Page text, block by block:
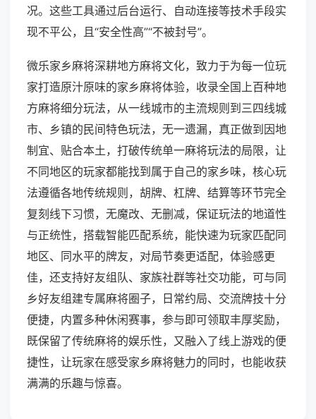
况。这些工具通过后台运行、自动连接等技术手段实
现不平公，且“安全性高”“不被封号”。
微乐家乡麻将深耕地方麻将文化，致力于为每一位玩
家打造原汁原味的家乡麻将体验，收录全国上百种地
方麻将细分玩法，从一线城市的主流规则到三四线城
市、乡镇的民间特色玩法，无一遗漏，真正做到因地
制宜、贴合本土，打破传统单一麻将玩法的局限，让
不同地区的玩家都能找到属于自己的家乡味，核心玩
法遵循各地传统规则，胡牌、杠牌、结算等环节完全
复刻线下习惯，无魔改、无删减，保证玩法的地道性
与正统性，搭载智能匹配系统，能快速为玩家匹配同
地区、同水平的牌友，对局节奏更适配，体验感更
佳，还支持好友组队、家族社群等社交功能，可与同
乡好友组建专属麻将圈子，日常约局、交流牌技十分
便捷，内置多种休闲赛事，参与即可领取丰厚奖励，
既保留了传统麻将的娱乐性，又融入了线上游戏的便
捷性，让玩家在感受家乡麻将魅力的同时，也能收获
满满的乐趣与惊喜。